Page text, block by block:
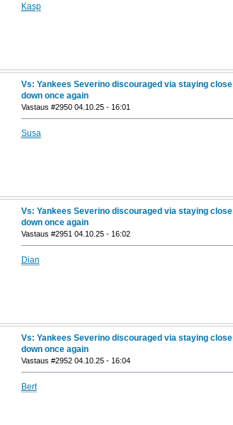
Kasp
Vs: Yankees Severino discouraged via staying close
down once again
Vastaus #2950 04.10.25 - 16:01
Susa
Vs: Yankees Severino discouraged via staying close
down once again
Vastaus #2951 04.10.25 - 16:02
Dian
Vs: Yankees Severino discouraged via staying close
down once again
Vastaus #2952 04.10.25 - 16:04
Bert